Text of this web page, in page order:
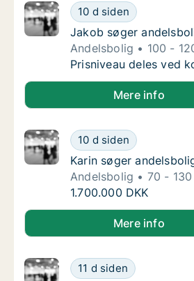
Jakob søger
10 d siden
Jakob søger
Jakob søger
Andelsbolig
100 -
Jakob søger
Prisniveau deles ved
Jakob søger andelsbolig i
Mere info
Karin søger
10 d siden
Karin søger
Karin søger
Andelsbolig
70 - 130
Karin søger
1.700.000 DKK
Karin søger andelsbolig i
Mere info
Lis søger andelsbolig i
11 d siden